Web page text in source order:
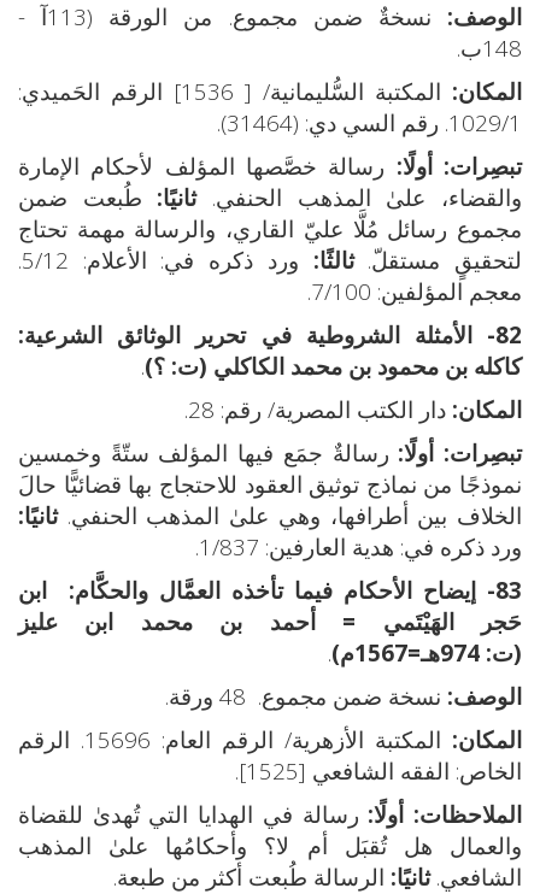
الوصف:
نسخةٌ ضمن مجموع. من الورقة (113آ -
148ب.
المكان:
المكتبة السُّليمانية/ [ 1536] الرقم الحَميدي:
1029/1. رقم السي دي: (31464).
تبصِرات: أولًا: رسالة خصَّصها المؤلف لأحكام الإمارة
والقضاء، علىٰ المذهب الحنفي.ثانيًا: طُبعت ضمن
مجموع رسائل مُلَّا عليّ القاري، والرسالة مهمة تحتاج
لتحقيقٍ مستقلّ.ثالثًا:
ورد ذكره في: الأعلام: 5/12.
معجم المؤلفين: 7/100.
82- الأمثلة الشروطية في تحرير الوثائق الشرعية:
كاكله بن محمود بن محمد الكاكلي (ت: ؟).
المكان: دار الكتب المصرية/ رقم: 28.
تبصِرات: أولًا: رسالةٌ جمَع فيها المؤلف ستّةً وخمسين
نموذجًا من نماذج توثيق العقود للاحتجاج بها قضائيًّا حالَ
الخلاف بين أطرافها، وهي علىٰ المذهب الحنفي.ثانيًا:
ورد ذكره في: هدية العارفين: 1/837.
83- إيضاح الأحكام فيما تأخذه العمَّال والحكَّام:
ابن
حَجر الهَيْتَمي = أحمد بن محمد ابن عليز
(ت: 974هـ=1567م)
.
الوصف: نسخة ضمن مجموع. 48 ورقة.
المكان:
المكتبة الأزهرية/ الرقم العام: 15696. الرقم
الخاص: الفقه الشافعي [1525].
الملاحظات: أولًا: رسالة في الهدايا التي تُهدىٰ للقضاة
والعمال هل تُقبَل أم لا؟ وأحكامُها علىٰ المذهب
الشافعي.ثانيًا: الرسالة طُبعت أكثر من طبعة.